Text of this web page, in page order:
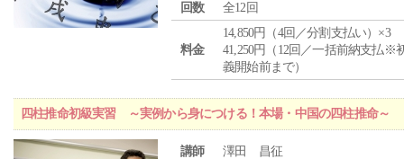
回数
全12回
料金
14,850円（4回／分割支払い）×3
41,250円（12回／一括前納支払※
義開始前まで）
四柱推命初級実習 ～実例から身につける！本場・中国の四柱推命～
講師
澤田 昌征